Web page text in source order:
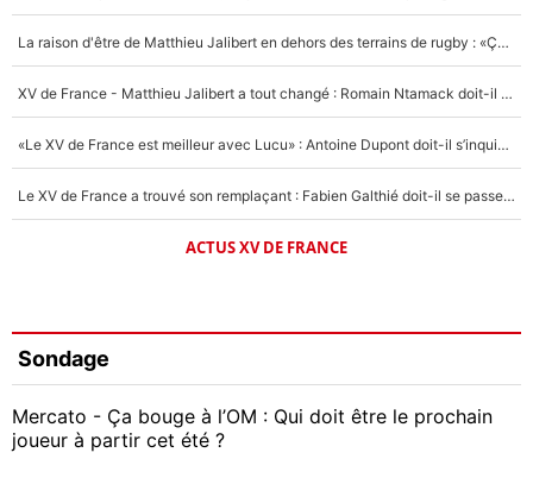
La raison d'être de Matthieu Jalibert en dehors des terrains de rugby : «Ça m'atteint autant que si tu touches à un membre de ma famille»
XV de France - Matthieu Jalibert a tout changé : Romain Ntamack doit-il s’inquiéter pour sa place à un an de la Coupe du monde ?
«Le XV de France est meilleur avec Lucu» : Antoine Dupont doit-il s’inquiéter pour sa place ?
Le XV de France a trouvé son remplaçant : Fabien Galthié doit-il se passer d'Antoine Dupont ?
ACTUS XV DE FRANCE
Sondage
Mercato - Ça bouge à l’OM : Qui doit être le prochain
joueur à partir cet été ?